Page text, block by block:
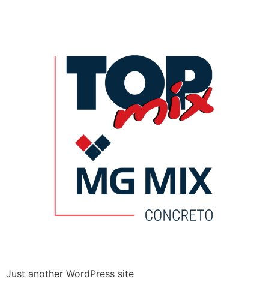
Just another WordPress site